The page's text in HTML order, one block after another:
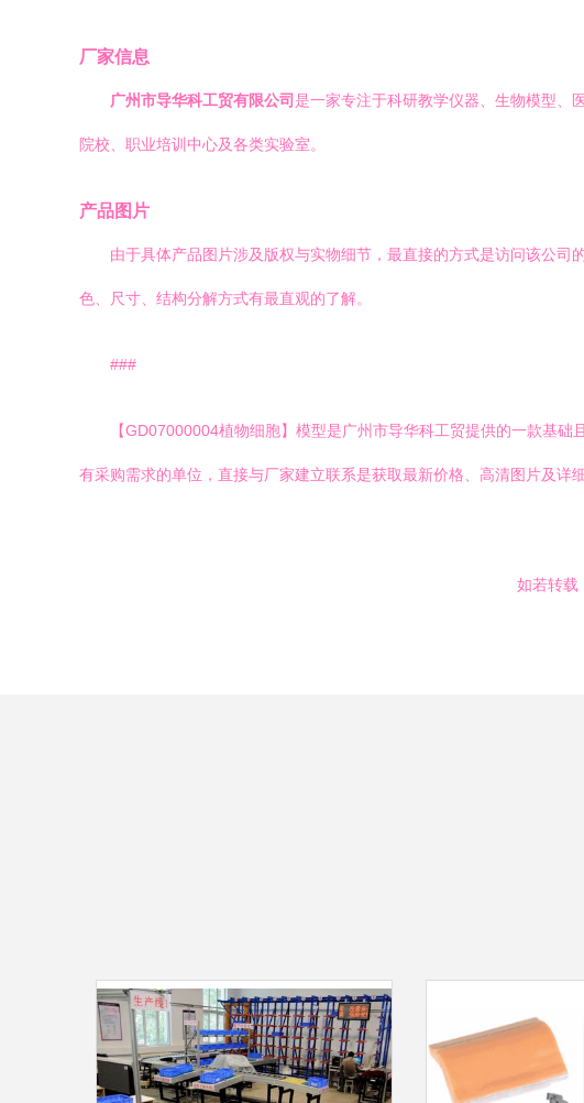
厂家信息
广州市导华科工贸有限公司 是一家专注于科研教学仪器、生物模型、
院校、职业培训中心及各类实验室。
产品图片
由于具体产品图片涉及版权与实物细节，最直接的方式是访问该公
色、尺寸、结构分解方式有最直观的了解。
###
【GD07000004植物细胞】模型是广州市导华科工贸提供的一款基
有采购需求的单位，直接与厂家建立联系是获取最新价格、高清图片及详
如若转载